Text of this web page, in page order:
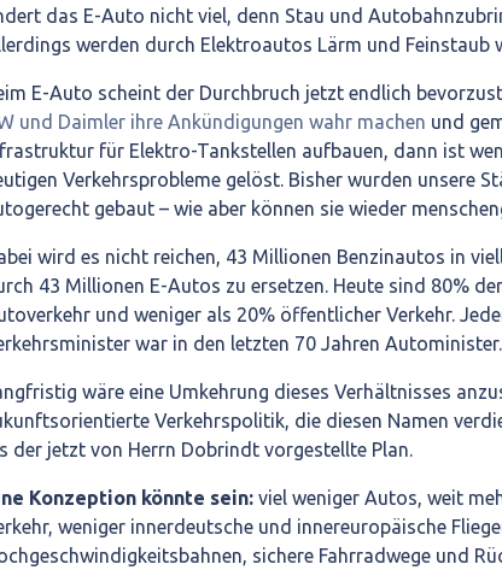
das E-Auto nicht viel, denn Stau und
werden durch Elektroautos Lärm und Feinstaub
E-Auto scheint der Durchbruch jetzt endlich
und Daimler ihre Ankündigungen wahr machen und
für Elektro-Tankstellen aufbauen, dann ist
Verkehrsprobleme gelöst. Bisher wurden unsere
gebaut – wie aber können sie wieder
wird es nicht reichen, 43 Millionen Benzinautos in
43 Millionen E-Autos zu ersetzen. Heute sind 80%
und weniger als 20% öffentlicher Verkehr.
war in den letzten 70 Jahren Autominister.
wäre eine Umkehrung dieses Verhältnisses
Verkehrspolitik, die diesen Namen
der jetzt von Herrn Dobrindt vorgestellte Plan.
Konzeption könnte sein: viel weniger Autos, weit
weniger innerdeutsche und innereuropäische
sichere Fahrradwege und